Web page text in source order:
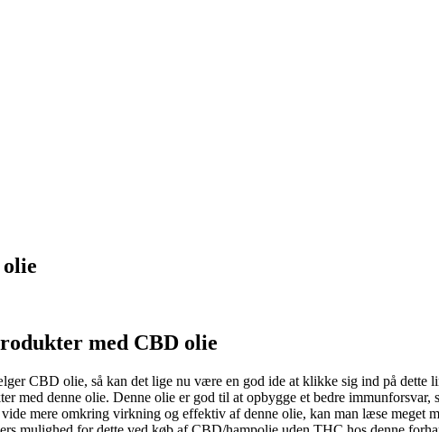
med CBD olie
CBD olie, så kan det lige nu være en god ide at klikke sig ind på dette
med denne olie. Denne olie er god til at opbygge et bedre immunforsvar,
mere omkring virkning og effektiv af denne olie, kan man læse meget